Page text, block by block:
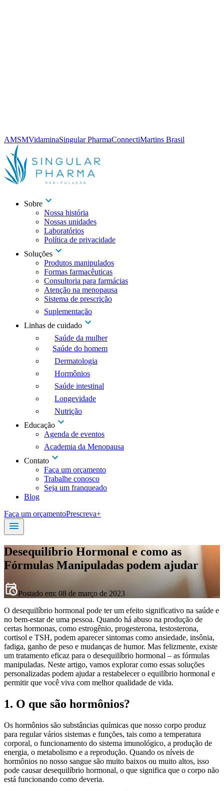
AMSMVidaminaSingular PharmaConnectiMartins Brasil
Sobre
Nossa história
Nossas unidades
Laboratórios
Política de privacidade
Soluções
Produtos manipulados
Formas farmacêuticas
Consultoria para farmácias
Atenção na menopausa
Sistema de prescrição
Suplementação
Linhas de cuidado
Saúde da mulher
Saúde do homem
Dermatologia
Hormônios
Saúde intestinal
Longevidade
Nutrição
Educação
Agenda de eventos
Academia da Menopausa
Contato
Faça um orçamento
Trabalhe conosco
Seja um franqueado
Blog
Faça um orçamentoPrescreva+
Desequilíbrio Hormonal e como as
Fórmulas Manipuladas podem ajudar
Postado em: 08 de março de 2023
O desequilíbrio hormonal pode ter um efeito significativo na saúde e
no bem-estar de uma pessoa. Quando há abuso na produção de
certas hormonas, como estrogênio, progesterona, testosterona,
cortisol e TSH, podem aparecer sintomas como ansiedade, insônia,
fadiga, ganho de peso e mudanças de humor. Mas felizmente, existe
um tratamento eficaz para o desequilíbrio hormonal – as fórmulas
manipuladas. Neste artigo, vamos explorar como essas soluções
personalizadas podem ajudar a restabelecer o equilíbrio hormonal e
permitir que você viva com melhor qualidade de vida.
1. O que são hormônios?
Os hormônios são substâncias químicas que nosso corpo produz
para regular vários sistemas e funções, tais como a temperatura
corporal, o funcionamento do sistema imunológico, a produção de
energia, o metabolismo e a reprodução. Quando os níveis de
hormônios no nosso sangue são muito baixos ou muito altos, isso
pode causar desequilíbrio hormonal, o que significa que o corpo não
está funcionando como deveria.